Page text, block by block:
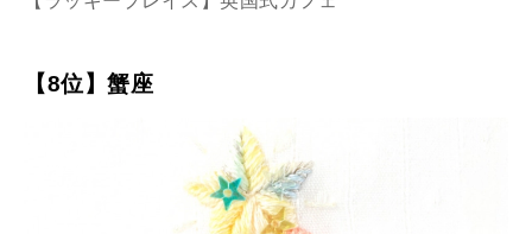
【8位】蟹座